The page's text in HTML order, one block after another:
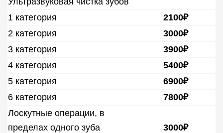
1 категория
2100₽
2 категория
3000₽
3 категория
3900₽
4 категория
5400₽
5 категория
6900₽
6 категория
7800₽
Лоскутные операции, в
пределах одного зуба
3000₽